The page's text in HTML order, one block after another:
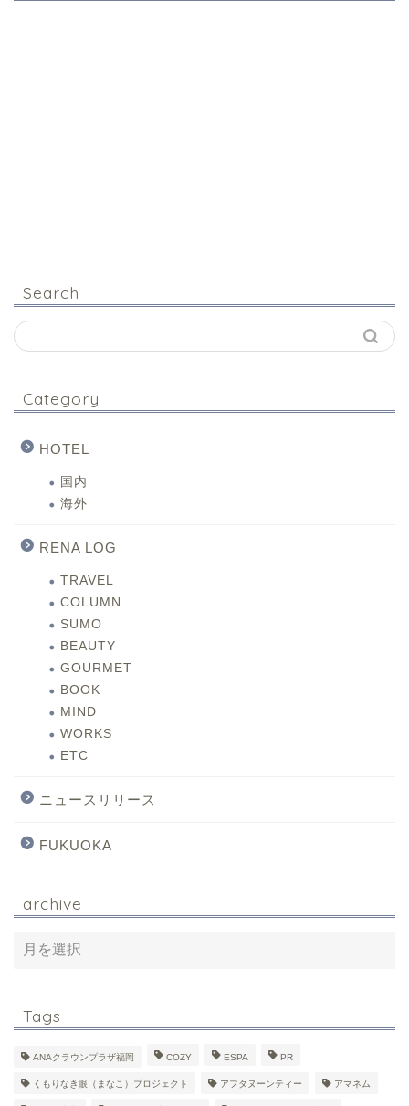
Search
Category
HOTEL
国内
海外
RENA LOG
TRAVEL
COLUMN
SUMO
BEAUTY
GOURMET
BOOK
MIND
WORKS
ETC
ニュースリリース
FUKUOKA
archive
Tags
ANAクラウンプラザ福岡 COZY ESPA PR
くもりなき眼（まなこ）プロジェクト アフタヌーンティー アマネム